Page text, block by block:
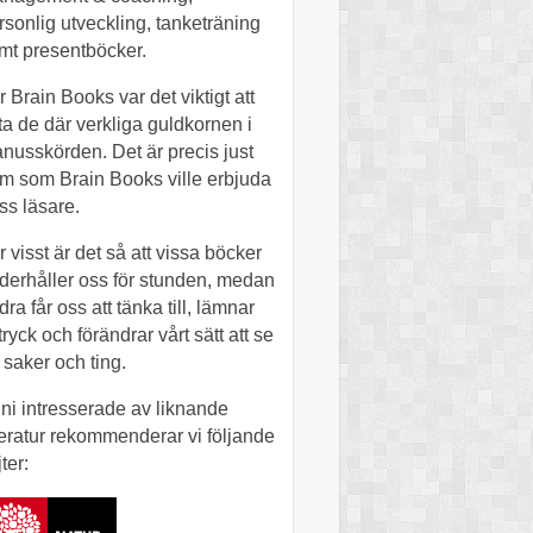
utveckling, tanketräning
presentböcker.
Brain Books var det viktigt att
de där verkliga guldkornen i
Det är precis just
som Brain Books ville erbjuda
läsare.
visst är det så att vissa böcker
oss för stunden, medan
får oss att tänka till, lämnar
och förändrar vårt sätt att se
och ting.
intresserade av liknande
rekommenderar vi följande